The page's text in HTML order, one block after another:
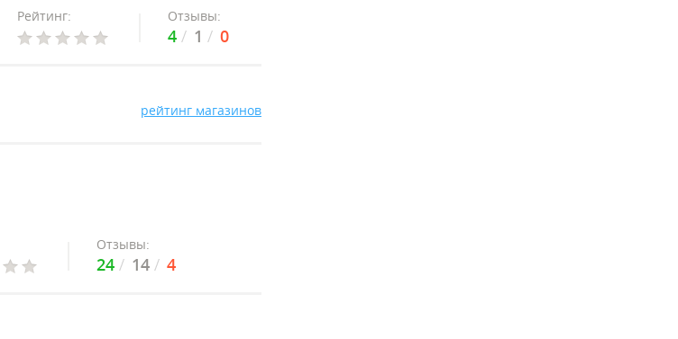
Рейтинг: Отзывы:
4 1 0
рейтинг магазинов
Отзывы:
24 14 4